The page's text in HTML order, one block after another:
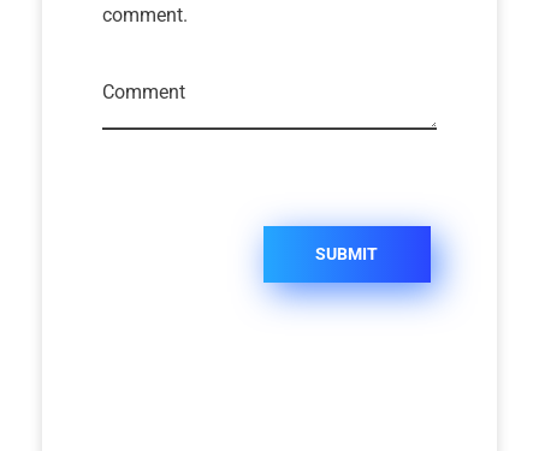
comment.
Comment